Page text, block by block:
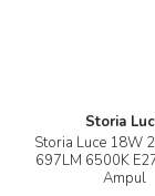
Storia
Storia Luce 18W
697LM 6500K
Ampul